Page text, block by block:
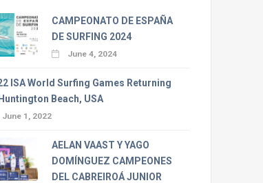
CAMPEONATO DE ESPAÑA
DE SURFING 2024
June 4, 2024
ISA World Surfing Games Returning
Beach, USA
June 1, 2022
AELAN VAAST Y YAGO
DOMÍNGUEZ CAMPEONES
DEL CABREIROÁ JUNIOR